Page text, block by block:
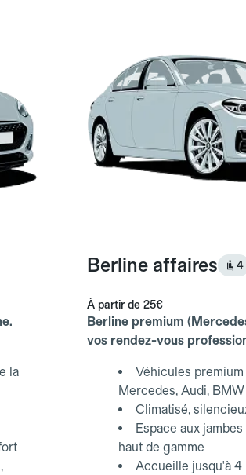
la
Berline affaires 4
À partir de 25€
Berline premium
vos rendez-vous
Véhicules
Mercedes, Audi, BMW
Climatisé,
Espace aux
haut de gamme
Accueille jusqu'à 4